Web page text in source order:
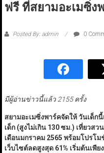
ฟรี ที่สยามอะเมซิ่ง
Posted By: admin 0
มีผู้อ่านข่าวนี้แล้ว 2155 ครั้ง
สยามอะเมซิ่งพาร์คจัดให้ วันเด็ก
เด็ก (สูงไม่เกิน 130 ซม.) เที่ยวส
เดือนมกราคม 2565 พร้อมโปรโ
เว็บไซต์ลดสูงสุด 61% เริ่มต้นเพีย